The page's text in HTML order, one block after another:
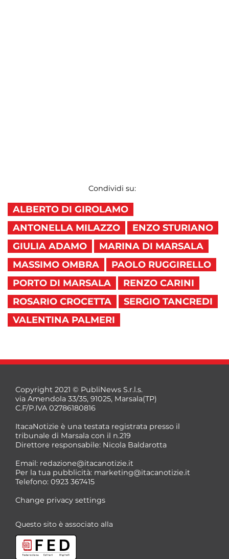
Condividi su:
ALBERTO DI GIROLAMO
ANTONELLA MILAZZO
ENZO STURIANO
GIULIA ADAMO
MARINA DI MARSALA
MASSIMO OMBRA
PAOLO RUGGIRELLO
PORTO DI MARSALA
RENZO CARINI
ROSARIO CROCETTA
SERGIO TANCREDI
VALENTINA PALMERI
Copyright 2021 © PubliNews S.r.l.s.
via Amendola 33/35, 91025, Marsala(TP)
C.F/P.IVA 02786180816
ItacaNotizie è una testata registrata presso il
tribunale di Marsala con il n.219
Direttore responsabile: Nicola Baldarotta
Email: redazione@itacanotizie.it
Per la tua pubblicità: marketing@itacanotizie.it
Telefono: 0923 367415
Change privacy settings
Questo sito è associato alla